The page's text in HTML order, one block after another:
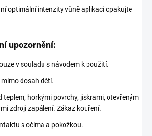
optimální intenzity vůně aplikaci opakujte
upozornění:
v souladu s návodem k použití.
mimo dosah dětí.
teplem, horkými povrchy, jiskrami, otevřeným
zdroji zapálení. Zákaz kouření.
s očima a pokožkou.